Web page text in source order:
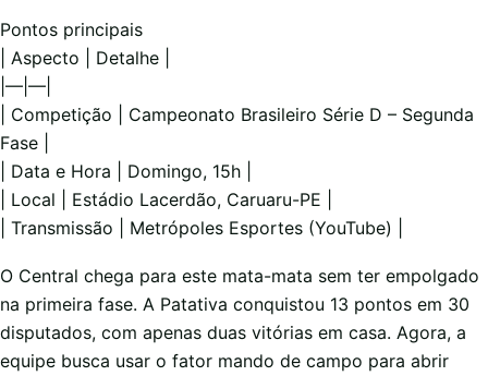
Pontos principais
| Aspecto | Detalhe |
|—|—|
| Competição | Campeonato Brasileiro Série D – Segunda
Fase |
| Data e Hora | Domingo, 15h |
| Local | Estádio Lacerdão, Caruaru-PE |
| Transmissão | Metrópoles Esportes (YouTube) |
O Central chega para este mata-mata sem ter empolgado
na primeira fase. A Patativa conquistou 13 pontos em 30
disputados, com apenas duas vitórias em casa. Agora, a
equipe busca usar o fator mando de campo para abrir